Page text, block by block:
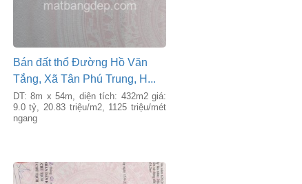
Bán đất thổ Đường Hồ Văn
Tắng, Xã Tân Phú Trung, H...
DT: 8m x 54m, diện tích: 432m2 giá:
9.0 tỷ, 20.83 triệu/m2, 1125 triệu/mét
ngang